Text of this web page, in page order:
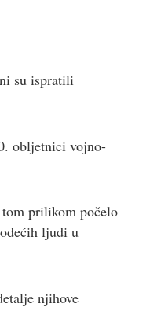
su ispratili
obljetnici vojno-
prilikom počelo
ljudi u
njihove